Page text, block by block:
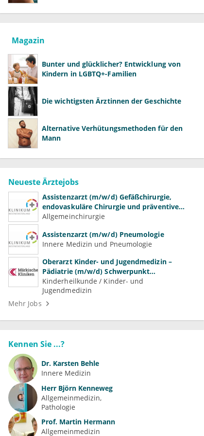
Magazin
Bunter und glücklicher? Entwicklung von
Kindern in LGBTQ+-Familien
Die wichtigsten Ärztinnen der Geschichte
Alternative Verhütungsmethoden für den
Mann
Neueste Ärztejobs
Assistenzarzt (m/w/d) Gefäßchirurgie,
endovaskuläre Chirurgie und präventive
Gefäßmedizin
Allgemeinchirurgie
Assistenzarzt (m/w/d) Pneumologie
Innere Medizin und Pneumologie
Oberarzt Kinder- und Jugendmedizin –
Pädiatrie (m/w/d) Schwerpunkt
Neonatologie
Kinderheilkunde / Kinder- und
Jugendmedizin
Mehr Jobs
Kennen Sie ...?
Dr. Karsten Behle
Innere Medizin
Herr Björn Kenneweg
Allgemeinmedizin
Pathologie
Prof. Martin Hermann
Allgemeinmedizin